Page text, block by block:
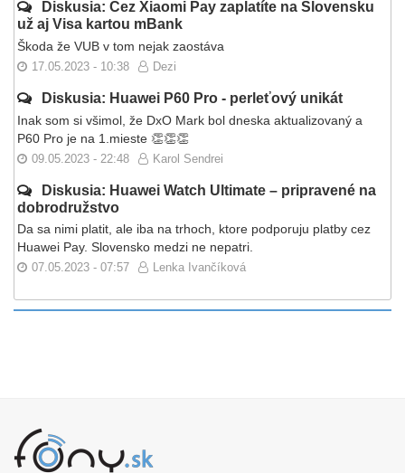
Diskusia: Cez Xiaomi Pay zaplatíte na Slovensku
už aj Visa kartou mBank
Škoda že VUB v tom nejak zaostáva
17.05.2023 - 10:38 Dezi
Diskusia: Huawei P60 Pro - perleťový unikát
Inak som si všimol, že DxO Mark bol dneska aktualizovaný a
P60 Pro je na 1.mieste 👏👏👏
09.05.2023 - 22:48 Karol Sendrei
Diskusia: Huawei Watch Ultimate – pripravené na
dobrodružstvo
Da sa nimi platit, ale iba na trhoch, ktore podporuju platby cez
Huawei Pay. Slovensko medzi ne nepatri.
07.05.2023 - 07:57 Lenka Ivančíková